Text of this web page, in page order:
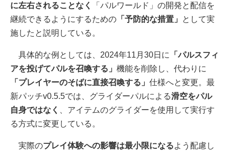
に左右されることなく
「パルワールド」の開発と配信を
継続できるようにするための 「予防的な措置」
として実
施したと説明している。
具体的な例としては、2024年11月30日に
「パルスフィ
アを投げてパルを召喚する」 機能を削除し、代わりに
「プレイヤーのそばに直接召喚する」 仕様へと変更。最
新パッチv0.5.5では、グライダーパルによる滑空をパル
自身ではなく
、アイテムのグライダーを使用して実行す
る方式に変更している。
実際のプレイ体験への影響は最小限になるよう配慮し